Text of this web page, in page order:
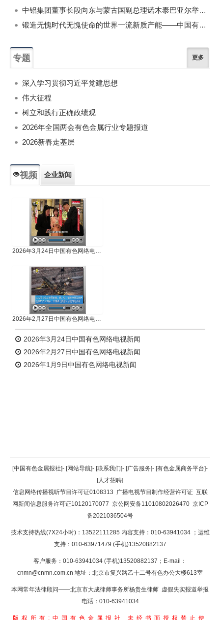
中铝集团董事长段向东与蒙古国副总理诺木泰巴亚尔举行会谈
锻造无愧时代无愧使命的世界一流新质产能——中国有色金属工业的战略应对与破局之道（二）
专题 更多
深入学习贯彻习近平党建思想
伟大征程
树立和践行正确政绩观
2026年全国两会有色金属行业专题报道
2026新春走基层
视频 企业新闻
2026年3月24日中国有色网络电视新闻
2026年2月27日中国有色网络电视新闻
2026年3月24日中国有色网络电视新闻
2026年2月27日中国有色网络电视新闻
2026年1月9日中国有色网络电视新闻
返回顶部
返回首页
[中国有色金属报社]- [网站导航]- [联系我们]- [广告服务]- [有色金属商务平台]-
[人才招聘]
信息网络传播视听节目许可证0108313 广播电视节目制作经营许可证 互联
网新闻信息服务许可证10120170077 京公网安备11010802026470 京ICP
备2021036504号
技术支持热线(7X24小时)：13522111285 内容支持：010-63941034 ；运维
支持：010-63971479 (手机)13520882137
客户服务：010-63941034 (手机)13520882137；E-mail：
cnmn@cnmn.com.cn 地址：北京市复兴路乙十二号有色办公大楼613室
本网常年法律顾问——北京市大成律师事务所杨贵生律师 虚假失实报道举报
电话：010-63941034
版权所有:中国有色金属报社 未经书面授权禁止使